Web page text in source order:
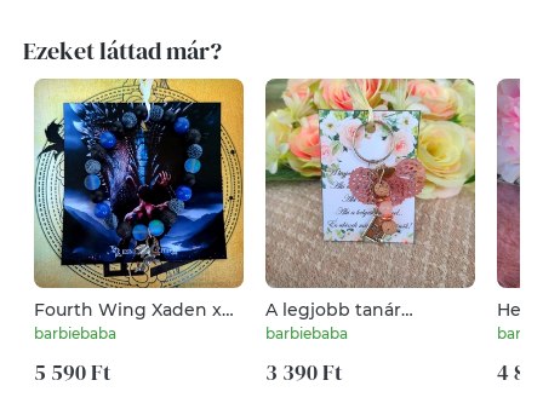
Ezeket láttad már?
Fourth Wing Xaden x
Sgaeyl karkötő
barbiebaba
5 590 Ft
A legjobb tanár
rózsakvarc kulcstartó
barbiebaba
3 390 Ft 4